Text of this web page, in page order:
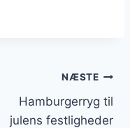
NÆSTE
Hamburgerryg til
julens festligheder